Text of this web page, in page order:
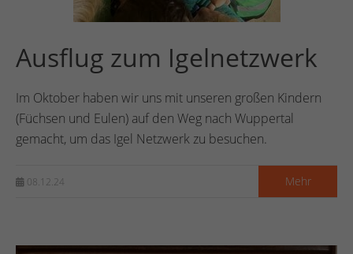
Ausflug zum Igelnetzwerk
Im Oktober haben wir uns mit unseren großen Kindern
(Füchsen und Eulen) auf den Weg nach Wuppertal
gemacht, um das Igel Netzwerk zu besuchen.
08.12.24 Mehr